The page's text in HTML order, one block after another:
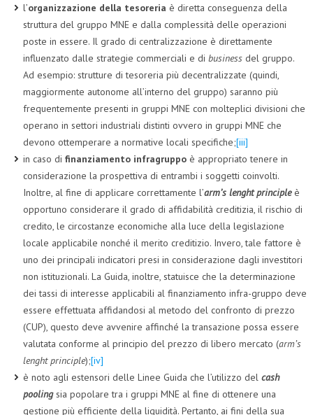
l’organizzazione della tesoreria è diretta conseguenza della
struttura del gruppo MNE e dalla complessità delle operazioni
poste in essere. Il grado di centralizzazione è direttamente
influenzato dalle strategie commerciali e di business del gruppo.
Ad esempio: strutture di tesoreria più decentralizzate (quindi,
maggiormente autonome all’interno del gruppo) saranno più
frequentemente presenti in gruppi MNE con molteplici divisioni che
operano in settori industriali distinti ovvero in gruppi MNE che
devono ottemperare a normative locali specifiche;[iii]
in caso di finanziamento infragruppo è appropriato tenere in
considerazione la prospettiva di entrambi i soggetti coinvolti.
Inoltre, al fine di applicare correttamente l’arm’s lenght principleè
opportuno considerare il grado di affidabilità creditizia, il rischio di
credito, le circostanze economiche alla luce della legislazione
locale applicabile nonché il merito creditizio. Invero, tale fattore è
uno dei principali indicatori presi in considerazione dagli investitori
non istituzionali. La Guida, inoltre, statuisce che la determinazione
dei tassi di interesse applicabili al finanziamento infra-gruppo deve
essere effettuata affidandosi al metodo del confronto di prezzo
(CUP), questo deve avvenire affinché la transazione possa essere
valutata conforme al principio del prezzo di libero mercato (arm’s
lenght principle);[iv]
è noto agli estensori delle Linee Guida che l’utilizzo del cash
poolingsia popolare tra i gruppi MNE al fine di ottenere una
gestione più efficiente della liquidità. Pertanto, ai fini della sua